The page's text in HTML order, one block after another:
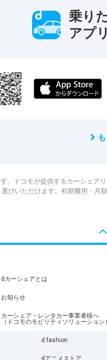
乗り
アプ
。ドコモが提供するカーシェアリ
選びいただけます。初期費用・月
dカーシェアとは
お知らせ
カーシェア・レンタカー事業者様へ
（ドコモのモビリティソリューション）
d fashion
dアニメストア